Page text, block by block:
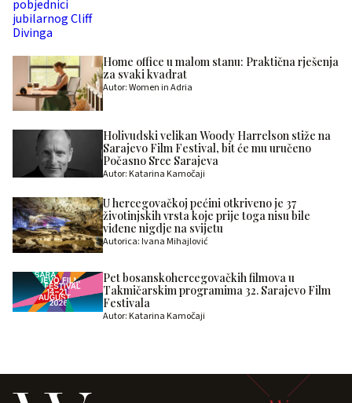
Home office u malom stanu: Praktična rješenja
za svaki kvadrat
Autor: Women in Adria
Holivudski velikan Woody Harrelson stiže na
Sarajevo Film Festival, bit će mu uručeno
Počasno Srce Sarajeva
Autor: Katarina Kamočaji
U hercegovačkoj pećini otkriveno je 37
životinjskih vrsta koje prije toga nisu bile
viđene nigdje na svijetu
Autorica: Ivana Mihajlović
Pet bosanskohercegovačkih filmova u
Takmičarskim programima 32. Sarajevo Film
Festivala
Autor: Katarina Kamočaji